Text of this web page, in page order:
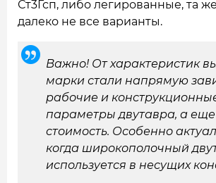
Ст3Гсп, либо легированные, та
далеко не все варианты.
Важно! От характеристик
марки стали напрямую
рабочие и
параметры двутавра, а еще
стоимость. Особенно
когда широкополочный
используется в несущих